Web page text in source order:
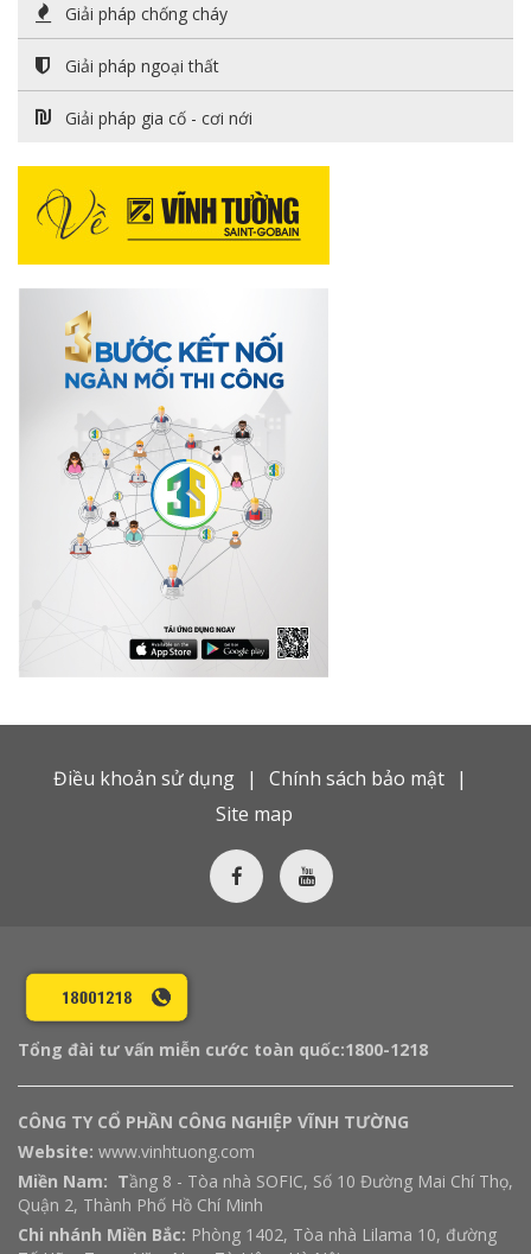
Giải pháp chống cháy
Giải pháp ngoại thất
Giải pháp gia cố - cơi nới
Điều khoản sử dụng
Chính sách bảo mật
Site map
Tổng đài tư vấn miễn cước toàn quốc:1800-1218
CÔNG TY CỔ PHẦN CÔNG NGHIỆP VĨNH TƯỜNG
Website: www.vinhtuong.com
Miền Nam: Tầng 8 - Tòa nhà SOFIC, Số 10 Đường Mai Chí Thọ,
Quận 2, Thành Phố Hồ Chí Minh
Chi nhánh Miền Bắc: Phòng 1402, Tòa nhà Lilama 10, đường